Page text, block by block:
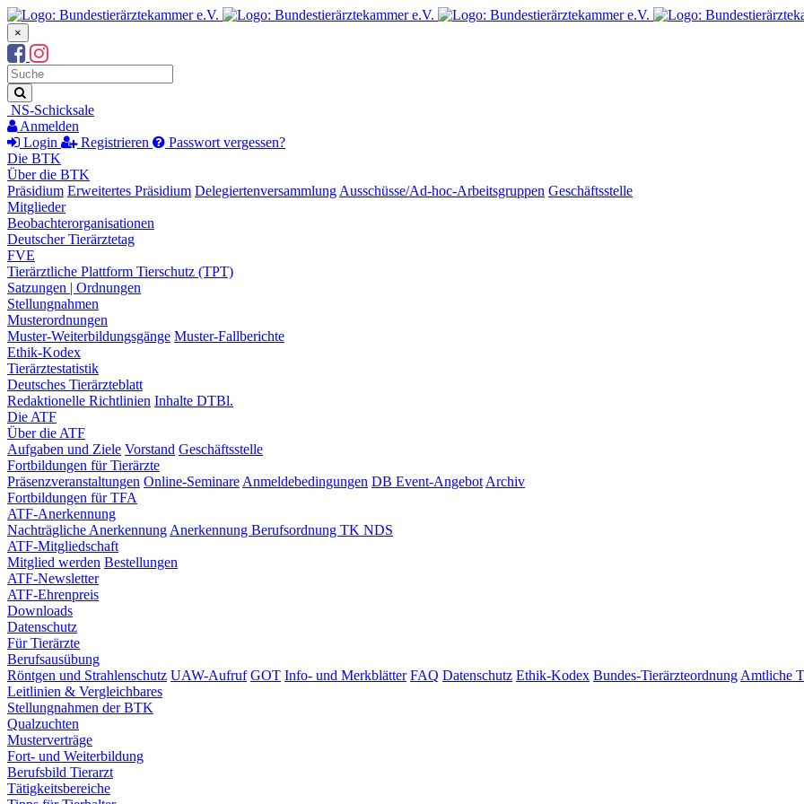
×
Suchbegriff
Suche
NS-Schicksale
Anmelden
Login
Registrieren
Passwort vergessen?
Die BTK
Über die BTK
Präsidium Erweitertes Präsidium Delegiertenversammlung Ausschüsse/Ad-hoc-Arbeitsgruppen Geschäftsstelle
Mitglieder
Beobachterorganisationen
Deutscher Tierärztetag
FVE
Tierärztliche Plattform Tierschutz (TPT)
Satzungen | Ordnungen
Stellungnahmen
Musterordnungen
Muster-Weiterbildungsgänge Muster-Fallberichte
Ethik-Kodex
Tierärztestatistik
Deutsches Tierärzteblatt
Redaktionelle Richtlinien Inhalte DTBl.
Die ATF
Über die ATF
Aufgaben und Ziele Vorstand Geschäftsstelle
Fortbildungen für Tierärzte
Präsenzveranstaltungen Online-Seminare Anmeldebedingungen DB Event-Angebot Archiv
Fortbildungen für TFA
ATF-Anerkennung
Nachträgliche Anerkennung Anerkennung Berufsordnung TK NDS
ATF-Mitgliedschaft
Mitglied werden Bestellungen
ATF-Newsletter
ATF-Ehrenpreis
Downloads
Datenschutz
Für Tierärzte
Berufsausübung
Röntgen und Strahlenschutz UAW-Aufruf GOT Info- und Merkblätter FAQ Datenschutz Ethik-Kodex Bundes-Tierärzteordnung Amtliche
Leitlinien & Vergleichbares
Stellungnahmen der BTK
Qualzuchten
Musterverträge
Fort- und Weiterbildung
Berufsbild Tierarzt
Tätigkeitsbereiche